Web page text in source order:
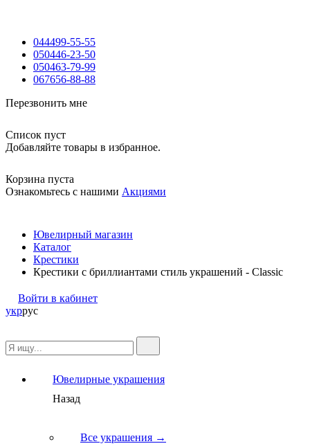
044499-55-55
050446-23-50
050463-79-99
067656-88-88
Перезвонить мне
Список пуст
Добавляйте товары в избранное.
Корзина пуста
Ознакомьтесь с нашими Акциями
Ювелирный магазин
Каталог
Крестики
Крестики с бриллиантами стиль украшений - Classic
Войти в кабинет
укррус
Ювелирные украшения
Назад
Все украшения →